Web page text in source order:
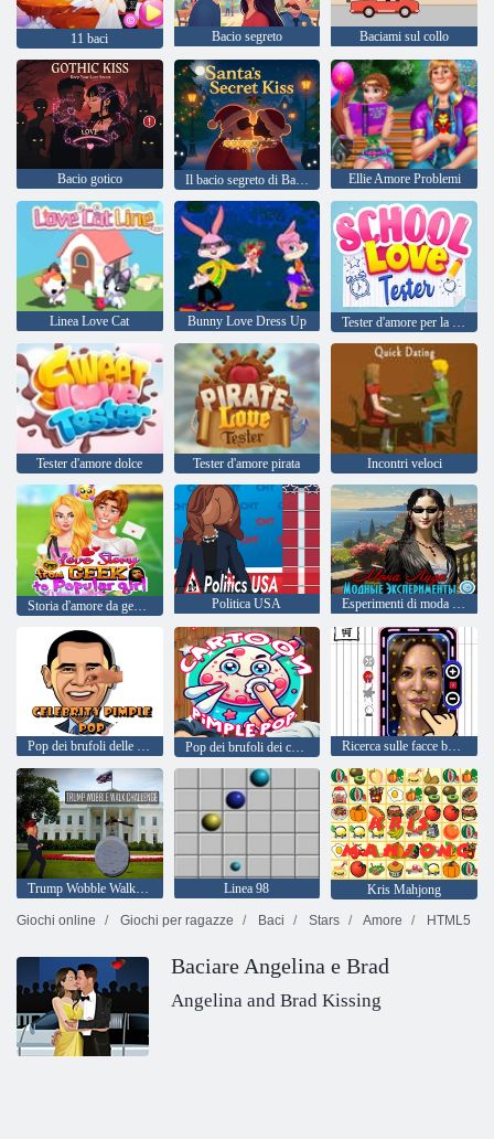
11 baci Bacio segreto Baciami sul collo
Bacio gotico Il bacio segreto di Babbo Natale Ellie Amore Problemi
Linea Love Cat Bunny Love Dress Up Tester d'amore per la scuola
Tester d'amore dolce Tester d'amore pirata Incontri veloci
Politica USA Esperimenti di moda di Monna Lisa
Pop dei brufoli delle celebrità Pop dei brufoli dei cartoni animati Ricerca sulle facce buffe
Trump Wobble Walk Challenge Linea 98
Kris Mahjong
Giochi online
Giochi per ragazze Baci Stars Amore HTML5
Baciare Angelina e Brad
Angelina and Brad Kissing